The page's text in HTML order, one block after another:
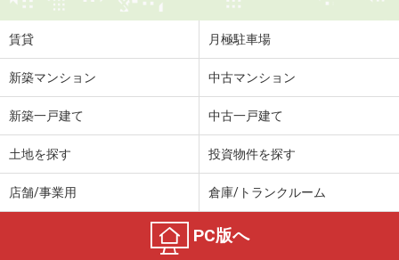
賃貸 月極駐車場
新築マンション 中古マンション
新築一戸建て 中古一戸建て
土地を探す 投資物件を探す
店舗/事業用 倉庫/トランクルーム
PC版へ